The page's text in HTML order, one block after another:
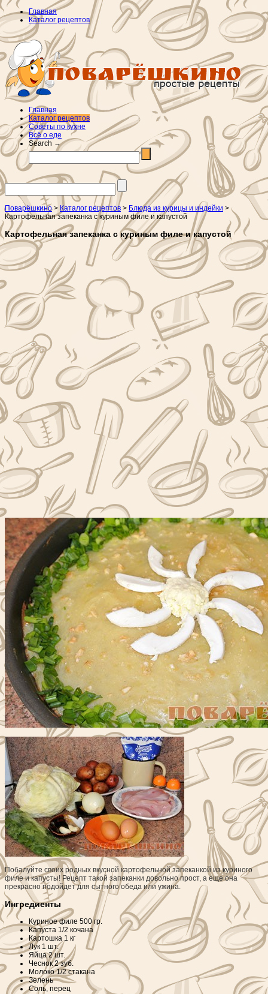
Главная
Каталог рецептов
Главная
Каталог рецептов
Советы по кухне
Всё о еде
Search →
Поварёшкино> Каталог рецептов > Блюда из курицы и индейки >
Картофельная запеканка с куриным филе и капустой
Картофельная запеканка с куриным филе и капустой
Побалуйте своих родных вкусной картофельной запеканкой из куриного
филе и капусты! Рецепт такой запеканки довольно прост, а еще она
прекрасно подойдет для сытного обеда или ужина.
Ингредиенты
Куриное филе 500 гр.
Капуста 1/2 кочана
Картошка 1 кг
Лук 1 шт.
Яйца 2 шт.
Чеснок 2 зуб.
Молоко 1/2 стакана
Зелень
Соль, перец